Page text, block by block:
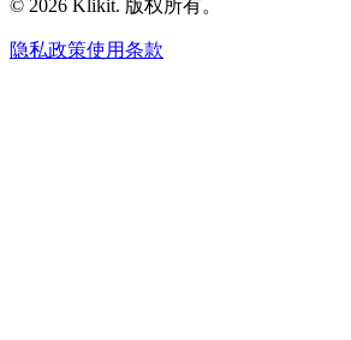
© 2026 Klikit. 版权所有。
隐私政策使用条款